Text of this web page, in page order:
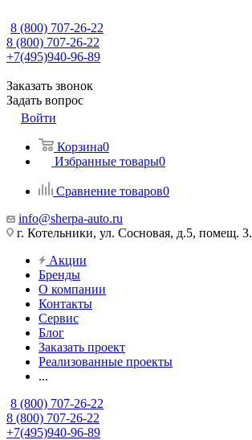
8 (800) 707-26-22
8 (800) 707-26-22
+7(495)940-96-89
Заказать звонок
Задать вопрос
Войти
Корзина0
Избранные товары0
Сравнение товаров0
info@sherpa-auto.ru
г. Котельники, ул. Сосновая, д.5, помещ. 3.
Акции
Бренды
О компании
Контакты
Сервис
Блог
Заказать проект
Реализованные проекты
...
8 (800) 707-26-22
8 (800) 707-26-22
+7(495)940-96-89